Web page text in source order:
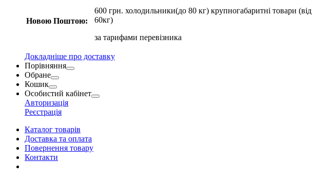
Новою Поштою:
600 грн. холодильники(до 80 кг) крупногабаритні товари (від
60кг)
за тарифами перевізника
Докладніше про доставку
Порівняння
Обране
Кошик
Особистий кабінет
Авторизація
Реєстрація
Каталог товарів
Доставка та оплата
Повернення товару
Контакти